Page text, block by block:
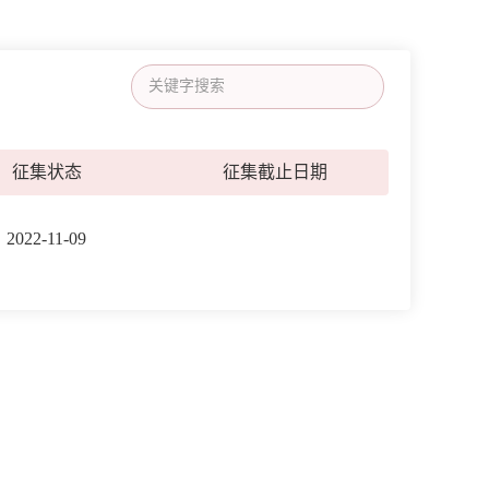
征集状态 征集截止日期
2022-11-09